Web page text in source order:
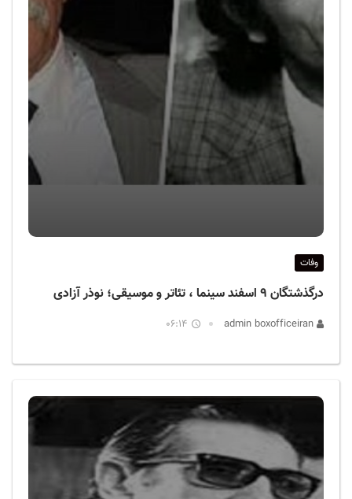
وفات
درگذشتگان ۹ اسفند سینما ، تئاتر و موسیقی؛ نوذر آزادی
06:14